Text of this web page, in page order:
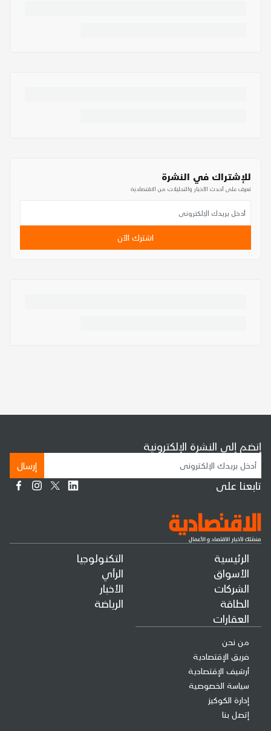
للإشتراك في النشرة
تعرف على أحدث الأخبار والتحليلات من الاقتصادية
اشترك الآن
الرئيسية
الأسواق
الشركات
الطاقة
العقارات
التكنولوجيا
الرأي
الأخبار
الرياضة
من نحن
فريق الإقتصادية
أرشيف الإقتصادية
سياسة الخصوصية
إدارة الكوكيز
إتصل بنا
إنضم إلى النشرة الإلكترونية
إرسال
تابعنا على